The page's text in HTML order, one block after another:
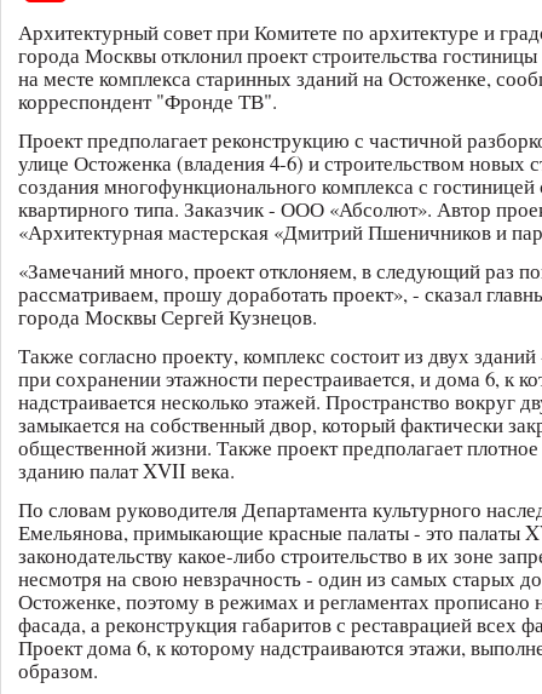
Архитектурный совет при Комитете по архитектуре и
города Москвы отклонил проект строительства
на месте комплекса старинных зданий на Остоженке,
корреспондент "Фронде ТВ".
Проект предполагает реконструкцию с частичной
улице Остоженка (владения 4-6) и строительством новых
создания многофункционального комплекса с
квартирного типа. Заказчик - ООО «Абсолют». Автор
«Архитектурная мастерская «Дмитрий Пшеничников и
«Замечаний много, проект отклоняем, в следующий раз
рассматриваем, прошу доработать проект», - сказал
города Москвы Сергей Кузнецов.
Также согласно проекту, комплекс состоит из двух
при сохранении этажности перестраивается, и дома 6, к
надстраивается несколько этажей. Пространство вокруг
замыкается на собственный двор, который фактически
общественной жизни. Также проект предполагает
зданию палат XVII века.
По словам руководителя Департамента культурного
Емельянова, примыкающие красные палаты - это палаты
законодательству какое-либо строительство в их зоне
несмотря на свою невзрачность - один из самых старых
Остоженке, поэтому в режимах и регламентах прописано
фасада, а реконструкция габаритов с реставрацией всех
Проект дома 6, к которому надстраиваются этажи,
образом.